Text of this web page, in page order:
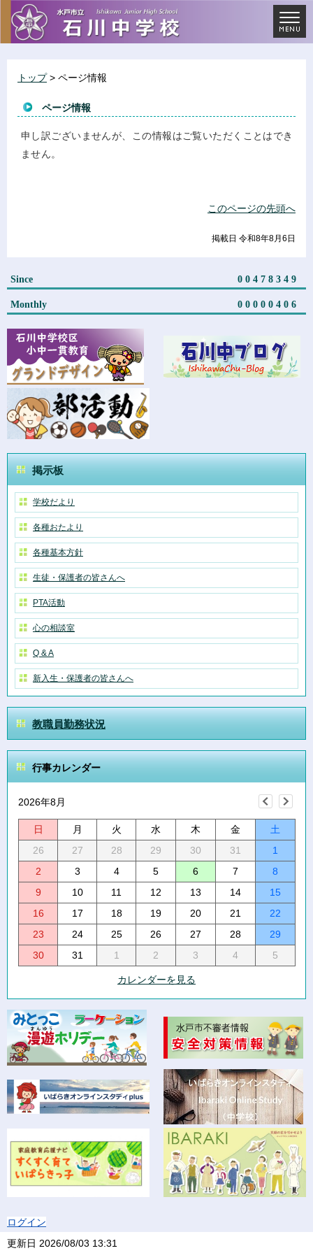
Since 00478349
Monthly 00000406
掲示板
学校だより
各種おたより
各種基本方針
生徒・保護者の皆さんへ
PTA活動
心の相談室
Q & A
新入生・保護者の皆さんへ
教職員勤務状況
行事カレンダー
2026年8月
日 月 火 水 木 金
土
26
27 28 29 30 31
1
2
3 4 5 6 7
8
9
10 11 12 13 14
15
16
17 18 19 20 21
22
23
24 25 26 27 28
29
30
31 1 2 3 4 5
カレンダーを見る
トップ> ページ情報
ページ情報
申し訳ございませんが、この情報はご覧いただくことはでき
ません。
このページの先頭へ
掲載日 令和8年8月6日
更新日 2026/08/03 13:31
ログイン